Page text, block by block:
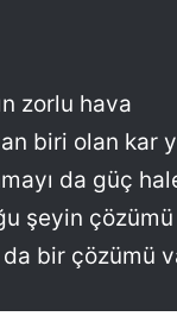
zorlu hava
biri olan kar
da güç
şeyin
bir çözümü